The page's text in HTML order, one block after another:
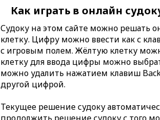
Как играть в онлайн
Судоку на этом сайте можно решать
клетку. Цифру можно ввести как с
с игровым полем. Жёлтую клетку
клетку для ввода цифры можно
можно удалить нажатием клавиш
другой цифрой.
Текущее решение судоку